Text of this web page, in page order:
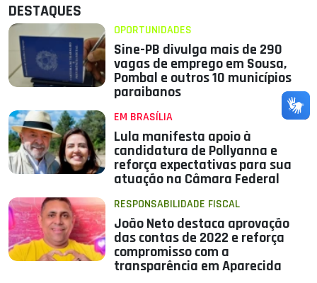
DESTAQUES
OPORTUNIDADES
Sine-PB divulga mais de 290
vagas de emprego em Sousa,
Pombal e outros 10 municípios
paraibanos
EM BRASÍLIA
Lula manifesta apoio à
candidatura de Pollyanna e
reforça expectativas para sua
atuação na Câmara Federal
RESPONSABILIDADE FISCAL
João Neto destaca aprovação
das contas de 2022 e reforça
compromisso com a
transparência em Aparecida